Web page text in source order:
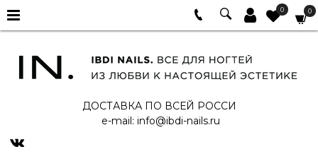
0 0
ДОСТАВКА ПО ВСЕЙ РОССИ
e-mail: info@ibdi-nails.ru